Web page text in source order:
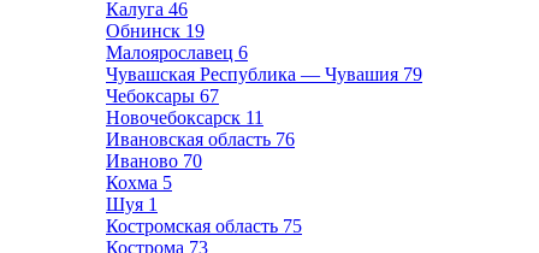
Калуга 46
Обнинск 19
Малоярославец 6
Чувашская Республика — Чувашия 79
Чебоксары 67
Новочебоксарск 11
Ивановская область 76
Иваново 70
Кохма 5
Шуя 1
Костромская область 75
Кострома 73